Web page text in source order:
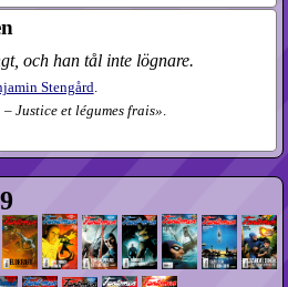
och han tål inte lögnare.
Stengård.
Justice et légumes frais .